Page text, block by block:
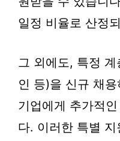
일정 비율로 산정
그 외에도, 특정
인 등)을 신규 채
기업에게 추가적
다. 이러한 특별